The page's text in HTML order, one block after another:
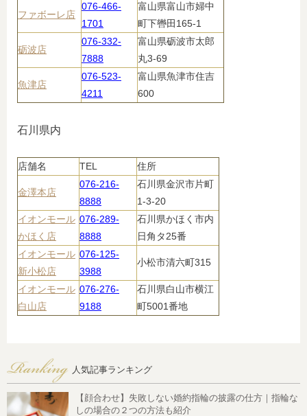
ファボーレ店
076-466-
1701
富山県富山市婦中
町下轡田165-1
砺波店
076-332-
7888
富山県砺波市太郎
丸3-69
魚津店
076-523-
4211
富山県魚津市住吉
600
石川県内
店舗名 TEL 住所
金澤本店
076-216-
8888
石川県金沢市片町
1-3-20
イオンモール
かほく店
076-289-
8888
石川県かほく市内
日角タ25番
イオンモール
新小松店
076-125-
3988
小松市清六町315
イオンモール
白山店
076-276-
9188
石川県白山市横江
町5001番地
人気記事ランキング
【顔合わせ】失敗しない婚約指輪の披露の仕方｜指輪な
しの場合の２つの方法も紹介